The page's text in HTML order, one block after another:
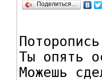
Поделиться…
Ты опять
Можешь